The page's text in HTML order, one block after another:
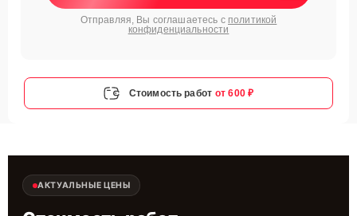
Отправляя, Вы соглашаетесь с политикой
конфиденциальности
Стоимость работ от 600 ₽
АКТУАЛЬНЫЕ ЦЕНЫ